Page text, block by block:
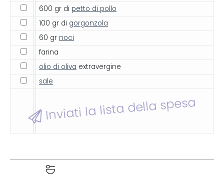
600 gr di petto di pollo
100 gr di gorgonzola
60 gr noci
farina
olio di oliva extravergine
sale
Inviati la lista della spesa